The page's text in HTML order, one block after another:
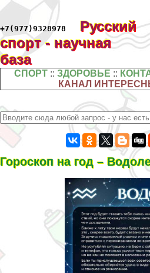
+7(977)9328978
Русский
спорт - научная
база
СПОРТ ::ЗДОРОВЬЕ ::
КАНАЛ
Гороскоп на год –